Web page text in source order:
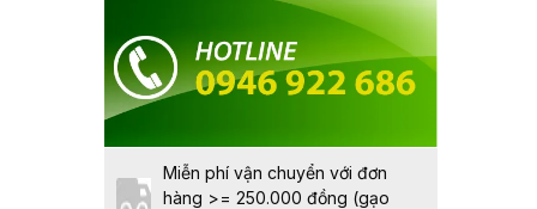
Miễn phí vận chuyển với đơn
hàng >= 250.000 đồng (gạo